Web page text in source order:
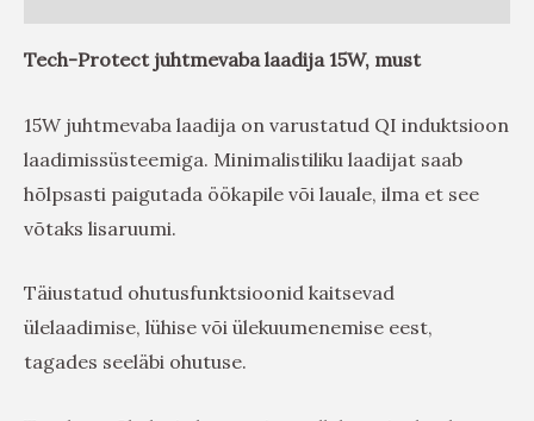
Tech-Protect juhtmevaba laadija 15W, must
15W juhtmevaba laadija on varustatud QI induktsioon
laadimissüsteemiga. Minimalistiliku laadijat saab
hõlpsasti paigutada öökapile või lauale, ilma et see
võtaks lisaruumi.
Täiustatud ohutusfunktsioonid kaitsevad
ülelaadimise, lühise või ülekuumenemise eest,
tagades seeläbi ohutuse.